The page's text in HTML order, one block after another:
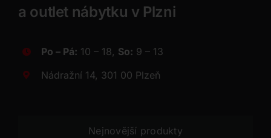
a outlet nábytku v Plzni
Po – Pá: 10 – 18, So: 9 – 13
Nádražní 14, 301 00 Plzeň
Nejnovější produkty